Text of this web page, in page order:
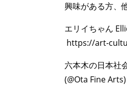
興味がある方、
エリイちゃん
https://art-
六本木の日本社
(@Ota Fine